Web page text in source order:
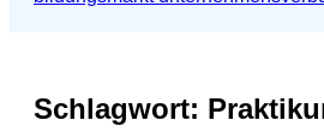
Schlagwort: